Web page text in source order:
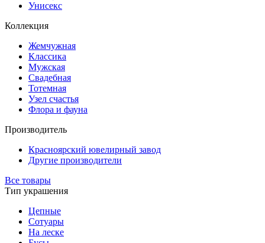
Унисекс
Коллекция
Жемчужная
Классика
Мужская
Свадебная
Тотемная
Узел счастья
Флора и фауна
Производитель
Красноярский ювелирный завод
Другие производители
Все товары
Тип украшения
Цепные
Сотуары
На леске